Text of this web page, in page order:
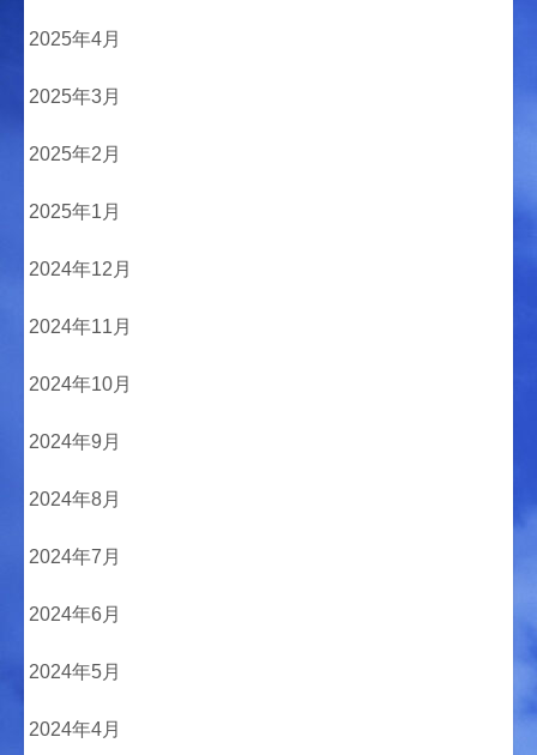
2025年4月
2025年3月
2025年2月
2025年1月
2024年12月
2024年11月
2024年10月
2024年9月
2024年8月
2024年7月
2024年6月
2024年5月
2024年4月